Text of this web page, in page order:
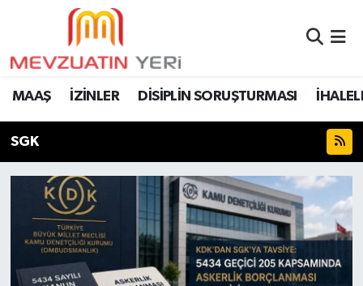
MAAŞ İZİNLER DİSİPLİN SORUŞTURMASI
SGK